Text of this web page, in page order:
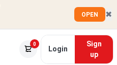
OPEN ✖
0
Login
Sign
up